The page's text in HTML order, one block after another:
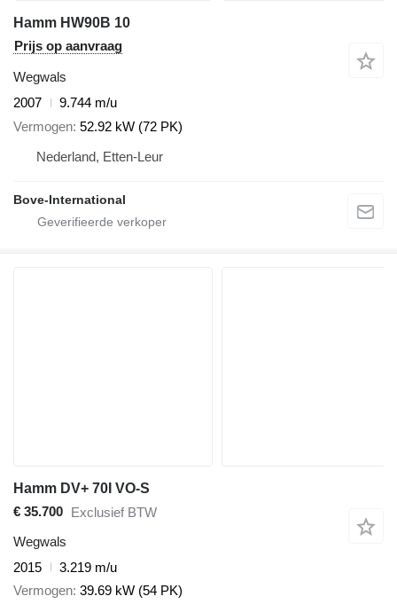
Hamm HW90B 10
Prijs op aanvraag
Wegwals
2007
9.744 m/u
Vermogen 52.92 kW (72 PK)
Nederland, Etten-Leur
Bove-International
Hamm DV+ 70I VO-S
€ 35.700 Exclusief BTW
Wegwals
2015
3.219 m/u
Vermogen 39.69 kW (54 PK)